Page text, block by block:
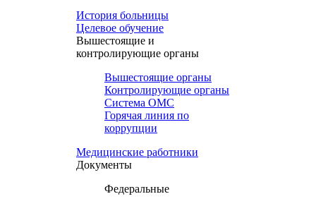
История больницы
Целевое обучение
Вышестоящие и
контролирующие органы
Вышестоящие органы
Контролирующие органы
Система ОМС
Горячая линия по
коррупции
Медицинские работники
Документы
Федеральные